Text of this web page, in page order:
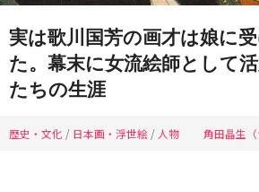
実は歌川国芳の画才は娘に
た。幕末に女流絵師として
たちの生涯
歴史・文化 / 日本画・浮世絵 / 人物 角田晶生（